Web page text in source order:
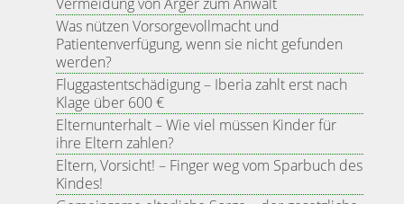
Was nützen Vorsorgevollmacht und
Patientenverfügung, wenn sie nicht gefunden
werden?
Fluggastentschädigung – Iberia zahlt erst nach
Klage über 600 €
Elternunterhalt – Wie viel müssen Kinder für
ihre Eltern zahlen?
Eltern, Vorsicht! – Finger weg vom Sparbuch des
Kindes!